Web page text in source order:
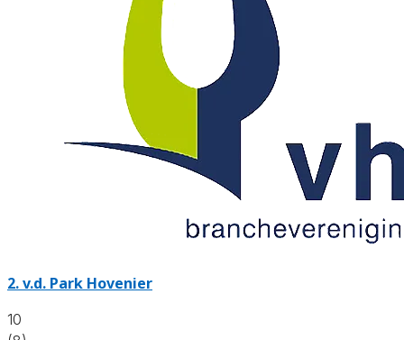
2.v.d. Park Hovenier
10